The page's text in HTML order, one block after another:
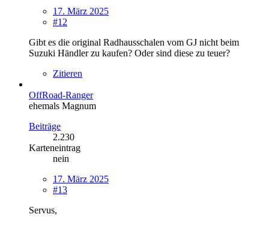
17. März 2025
#12
Gibt es die original Radhausschalen vom GJ nicht beim
Suzuki Händler zu kaufen? Oder sind diese zu teuer?
Zitieren
OffRoad-Ranger
ehemals Magnum
Beiträge
2.230
Karteneintrag
nein
17. März 2025
#13
Servus,